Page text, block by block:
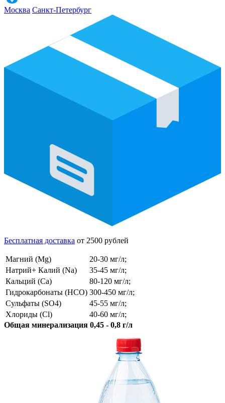
Москва Санкт-Петербург
Бесплатная доставка от 2500 рублей
Магний (Mg)
20-30 мг/л;
Натрий+ Калий (Na)
35-45 мг/л;
Кальций (Ca)
80-120 мг/л;
Гидрокарбонаты (HCO) 300-450 мг/л;
Сульфаты (SO4)
45-55 мг/л;
Хлориды (Cl)
40-60 мг/л;
Общая минерализация 0,45 - 0,8 г/л